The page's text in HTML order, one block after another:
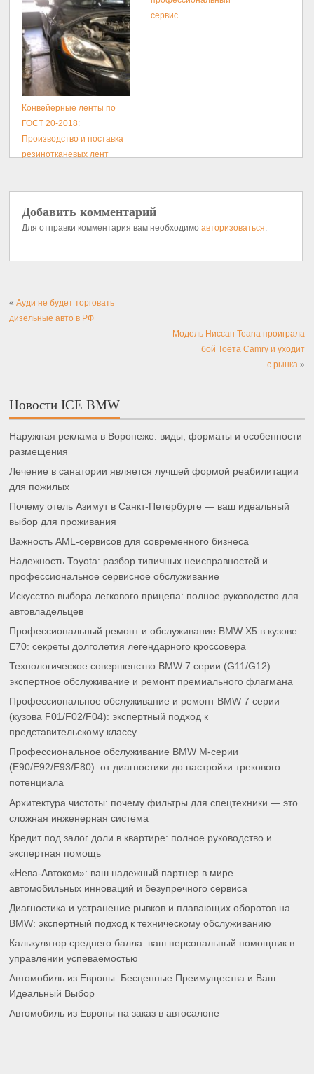
сервис
Конвейерные ленты по
ГОСТ 20-2018:
Производство и поставка
резинотканевых лент
Добавить комментарий
Для отправки комментария вам необходимоавторизоваться.
«Ауди не будет торговать
дизельные авто в РФ
Модель Ниссан Teana проиграла
бой Тоёта Camry и уходит
с рынка»
Новости ICE BMW
Наружная реклама в Воронеже: виды, форматы и особенности
размещения
Лечение в санатории является лучшей формой реабилитации
для пожилых
Почему отель Азимут в Санкт-Петербурге — ваш идеальный
выбор для проживания
Важность AML-сервисов для современного бизнеса
Надежность Toyota: разбор типичных неисправностей и
профессиональное сервисное обслуживание
Искусство выбора легкового прицепа: полное руководство для
автовладельцев
Профессиональный ремонт и обслуживание BMW X5 в кузове
E70: секреты долголетия легендарного кроссовера
Технологическое совершенство BMW 7 серии (G11/G12):
экспертное обслуживание и ремонт премиального флагмана
Профессиональное обслуживание и ремонт BMW 7 серии
(кузова F01/F02/F04): экспертный подход к
представительскому классу
Профессиональное обслуживание BMW M-серии
(E90/E92/E93/F80): от диагностики до настройки трекового
потенциала
Архитектура чистоты: почему фильтры для спецтехники — это
сложная инженерная система
Кредит под залог доли в квартире: полное руководство и
экспертная помощь
«Нева-Автоком»: ваш надежный партнер в мире
автомобильных инноваций и безупречного сервиса
Диагностика и устранение рывков и плавающих оборотов на
BMW: экспертный подход к техническому обслуживанию
Калькулятор среднего балла: ваш персональный помощник в
управлении успеваемостью
Автомобиль из Европы: Бесценные Преимущества и Ваш
Идеальный Выбор
Автомобиль из Европы на заказ в автосалоне